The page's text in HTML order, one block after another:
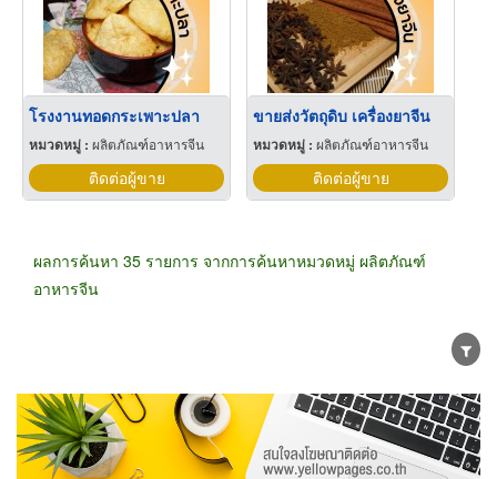
โรงงานทอดกระเพาะปลา
หมวดหมู่ : ผลิตภัณฑ์อาหารจีน
ติดต่อผู้ขาย
ขายส่งวัตถุดิบ เครื่องยาจีน
หมวดหมู่ :ผลิตภัณฑ์อาหารจีน
ติดต่อผู้ขาย
ผลการค้นหา 35 รายการ จากการค้นหาหมวดหมู่ ผลิตภัณฑ์
อาหารจีน
ขายส่ง ขายปลีก ผู้ผลิต
ตัวแทนจัดจำหน่าย
ผู้ส่งออก/นำเข้า
ธุรกิจบริการ